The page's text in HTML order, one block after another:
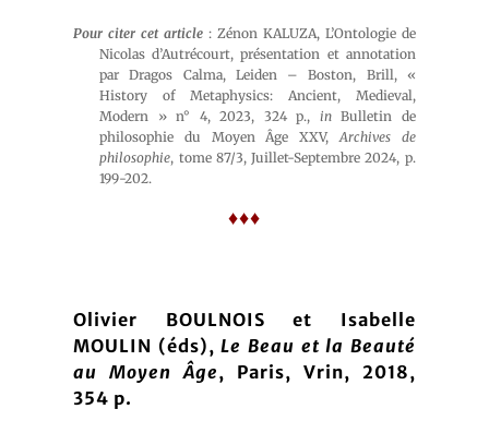
Pour citer cet article : Zénon KALUZA, L’Ontologie de
Nicolas d’Autrécourt, présentation et annotation
par Dragos Calma, Leiden – Boston, Brill, «
History of Metaphysics: Ancient, Medieval,
Modern » n° 4, 2023, 324 p., inBulletin de
philosophie du Moyen Âge XXV,Archives de
philosophie, tome 87/3, Juillet-Septembre 2024, p.
199-202.
♦♦♦
Olivier BOULNOIS et Isabelle
MOULIN (éds),Le Beau et la Beauté
au Moyen Âge, Paris, Vrin, 2018,
354 p.